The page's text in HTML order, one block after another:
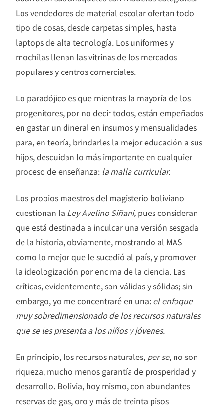
Los vendedores de material escolar ofertan todo
tipo de cosas, desde carpetas simples, hasta
laptops de alta tecnología. Los uniformes y
mochilas llenan las vitrinas de los mercados
populares y centros comerciales.
Lo paradójico es que mientras la mayoría de los
progenitores, por no decir todos, están empeñados
en gastar un dineral en insumos y mensualidades
para, en teoría, brindarles la mejor educación a sus
hijos, descuidan lo más importante en cualquier
proceso de enseñanza: la malla curricular.
Los propios maestros del magisterio boliviano
cuestionan la Ley Avelino Siñani, pues consideran
que está destinada a inculcar una versión sesgada
de la historia, obviamente, mostrando al MAS
como lo mejor que le sucedió al país, y promover
la ideologización por encima de la ciencia. Las
críticas, evidentemente, son válidas y sólidas; sin
embargo, yo me concentraré en una: el enfoque
muy sobredimensionado de los recursos naturales
que se les presenta a los niños y jóvenes.
En principio, los recursos naturales, per se, no son
riqueza, mucho menos garantía de prosperidad y
desarrollo. Bolivia, hoy mismo, con abundantes
reservas de gas, oro y más de treinta pisos